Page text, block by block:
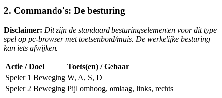
2. Commando's: De besturing
Disclaimer: Dit zijn de standaard besturingselementen voor dit type
spel op pc-browser met toetsenbord/muis. De werkelijke besturing
kan iets afwijken.
Actie / Doel
Toets(en) / Gebaar
Speler 1 Beweging W, A, S, D
Speler 2 Beweging Pijl omhoog, omlaag, links, rechts